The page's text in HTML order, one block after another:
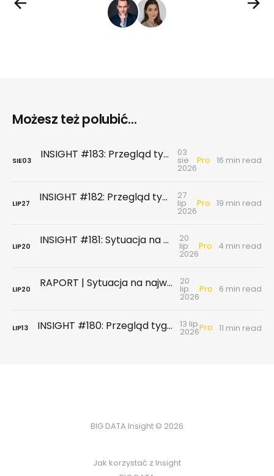
Możesz też polubić...
SIE03 INSIGHT #183: Przegląd tygodniowy | Najnowsze dane GUS … czyli sezon wakacyjny z wiatrem w żagle 03
sie
2026
Pro 16 min read
LIP27 INSIGHT #182: Przegląd tygodniowy | Rynek biurowy - powierzchni biurowych nie brakuje, chyba że tych w najnowszym standardzie 27
lip
2026
Pro 19 min read
LIP20 INSIGHT #181: Sytuacja na największych rynkach mieszkaniowych po II kwartale 2026 20
lip
2026
Pro 4 min read
LIP20 RAPORT | Sytuacja na największych rynkach mieszkaniowych po II kwartale 2026 20
lip
2026
Pro 6 min read
LIP13 INSIGHT #180: Przegląd tygodniowy | Badanie ankietowe NBP - rynek wtórny & najem 13 lip
2026Pro 11 min read
BIG DATA Insight © 2026
Jak korzystać z Insight